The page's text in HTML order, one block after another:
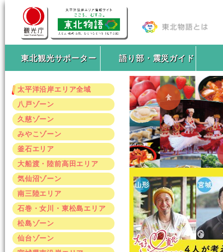
東北観光サポーター 語り部・震災ガイド
太平洋沿岸エリア全域
八戸ゾーン
久慈ゾーン
みやこゾーン
釜石エリア
大船渡・陸前高田エリア
気仙沼ゾーン
南三陸エリア
石巻・女川・東松島エリア
松島ゾーン
仙台ゾーン